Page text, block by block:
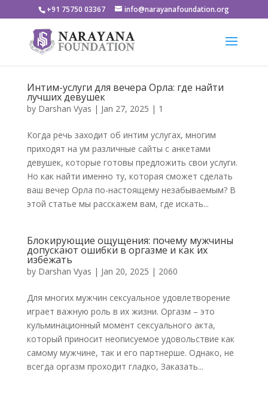
+91 75750 03367 info@narayanafoundation.org
Интим-услуги для вечера Орла: где найти
лучших девушек
by Darshan Vyas | Jan 27, 2025 | 1
Когда речь заходит об интим услугах, многим
приходят на ум различные сайты с анкетами
девушек, которые готовы предложить свои услуги.
Но как найти именно ту, которая сможет сделать
ваш вечер Орла по-настоящему незабываемым? В
этой статье мы расскажем вам, где искать...
Блокирующие ощущения: почему мужчины
допускают ошибки в оргазме и как их
избежать
by Darshan Vyas | Jan 20, 2025 | 2060
Для многих мужчин сексуальное удовлетворение
играет важную роль в их жизни. Оргазм – это
кульминационный момент сексуального акта,
который приносит неописуемое удовольствие как
самому мужчине, так и его партнерше. Однако, не
всегда оргазм проходит гладко, Заказать...